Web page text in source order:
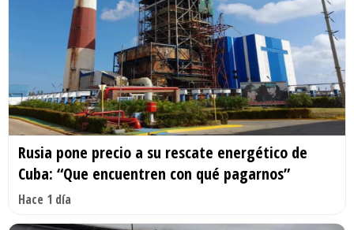
Rusia pone precio a su rescate energético de
Cuba: “Que encuentren con qué pagarnos”
Hace 1 día